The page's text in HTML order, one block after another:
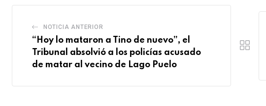
NOTICIA ANTERIOR
“Hoy lo mataron a Tino de nuevo”, el
Tribunal absolvió a los policías acusado
de matar al vecino de Lago Puelo